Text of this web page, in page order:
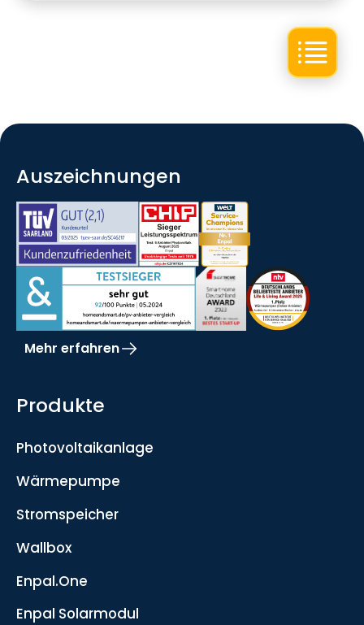
Auszeichnungen
Mehr erfahren
Produkte
Photovoltaikanlage
Wärmepumpe
Stromspeicher
Wallbox
Enpal.One
Enpal Solarmodul